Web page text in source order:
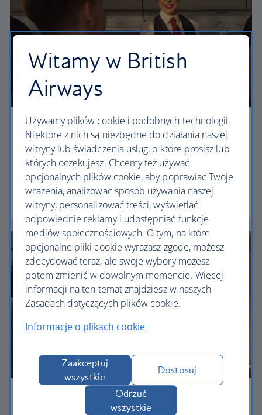
Economy
Our Euro Traveller cabin offers all the touches you
need to enjoy your flight at an affordable price.
Euro traveller
Witamy w British
Airways
Używamy plików cookie i podobnych technologii.
Niektóre z nich są niezbędne do działania naszej
witryny lub świadczenia usług, o które prosisz lub
których oczekujesz. Chcemy też używać
opcjonalnych plików cookie, aby poprawiać Twoje
wrażenia, analizować sposób używania naszej
witryny, personalizować treści, wyświetlać
odpowiednie reklamy i udostępniać funkcje
mediów społecznościowych. O tym, na które
opcjonalne pliki cookie wyrażasz zgodę, możesz
zdecydować teraz, ale swoje wybory możesz
potem zmienić w dowolnym momencie. Więcej
informacji na ten temat znajdziesz w naszych
Zasadach dotyczących plików cookie.
Informacje o plikach cookie
Zaakceptuj
wszystkie
Dostosuj
Odrzuć
wszystkie